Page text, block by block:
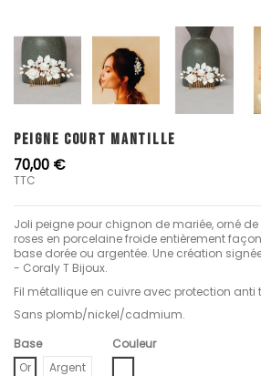
PEIGNE COURT MANTILLE
70,00 €
TTC
Joli peigne pour chignon de mariée, orné
roses en porcelaine froide entièrement
base dorée ou argentée. Une création
- Coraly T Bijoux.
Fil métallique en cuivre avec protection anti
Sans plomb/nickel/cadmium.
Base
Or
Argent
Couleur